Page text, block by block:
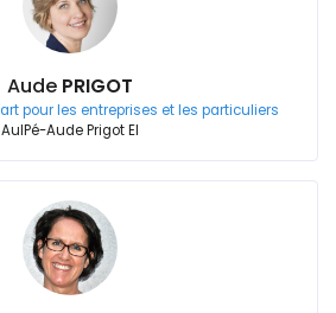
Aude PRIGOT
pour les entreprises et les particuliers
AulPé-Aude Prigot EI